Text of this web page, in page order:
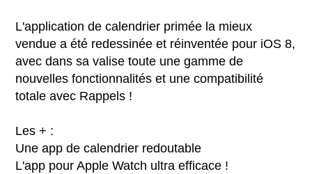
L'application de calendrier primée la mieux
vendue a été redessinée et réinventée pour iOS 8,
avec dans sa valise toute une gamme de
nouvelles fonctionnalités et une compatibilité
totale avec Rappels !
Les + :
Une app de calendrier redoutable
L'app pour Apple Watch ultra efficace !